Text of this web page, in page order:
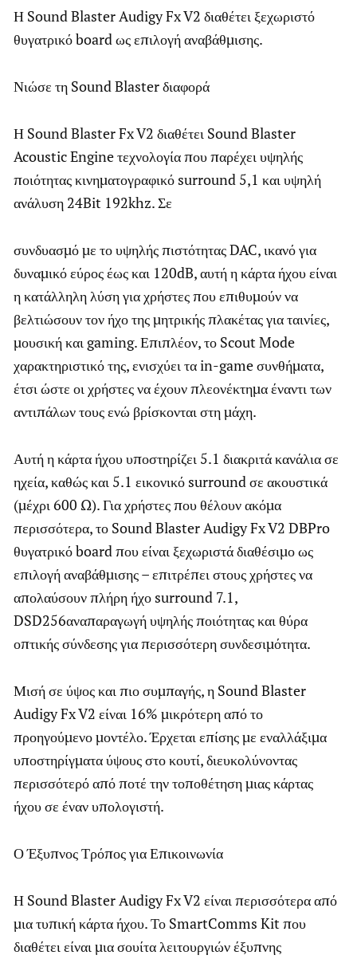
Η Sound Blaster Audigy Fx V2 διαθέτει ξεχωριστό
θυγατρικό board ως επιλογή αναβάθμισης.
Νιώσε τη Sound Blaster διαφορά
Η Sound Blaster Fx V2 διαθέτει Sound Blaster
Acoustic Engine τεχνολογία που παρέχει υψηλής
ποιότητας κινηματογραφικό surround 5,1 και υψηλή
ανάλυση 24Bit 192khz. Σε
συνδυασμό με το υψηλής πιστότητας DAC, ικανό για
δυναμικό εύρος έως και 120dB, αυτή η κάρτα ήχου είναι
η κατάλληλη λύση για χρήστες που επιθυμούν να
βελτιώσουν τον ήχο της μητρικής πλακέτας για ταινίες,
μουσική και gaming. Επιπλέον, το Scout Mode
χαρακτηριστικό της, ενισχύει τα in-game συνθήματα,
έτσι ώστε οι χρήστες να έχουν πλεονέκτημα έναντι των
αντιπάλων τους ενώ βρίσκονται στη μάχη.
Αυτή η κάρτα ήχου υποστηρίζει 5.1 διακριτά κανάλια σε
ηχεία, καθώς και 5.1 εικονικό surround σε ακουστικά
(μέχρι 600 Ω). Για χρήστες που θέλουν ακόμα
περισσότερα, το Sound Blaster Audigy Fx V2 DBPro
θυγατρικό board που είναι ξεχωριστά διαθέσιμο ως
επιλογή αναβάθμισης – επιτρέπει στους χρήστες να
απολαύσουν πλήρη ήχο surround 7.1,
DSD256αναπαραγωγή υψηλής ποιότητας και θύρα
οπτικής σύνδεσης για περισσότερη συνδεσιμότητα.
Μισή σε ύψος και πιο συμπαγής, η Sound Blaster
Audigy Fx V2 είναι 16% μικρότερη από το
προηγούμενο μοντέλο. Έρχεται επίσης με εναλλάξιμα
υποστηρίγματα ύψους στο κουτί, διευκολύνοντας
περισσότερό από ποτέ την τοποθέτηση μιας κάρτας
ήχου σε έναν υπολογιστή.
Ο Έξυπνος Τρόπος για Επικοινωνία
Η Sound Blaster Audigy Fx V2 είναι περισσότερα από
μια τυπική κάρτα ήχου. Το SmartComms Kit που
διαθέτει είναι μια σουίτα λειτουργιών έξυπνης